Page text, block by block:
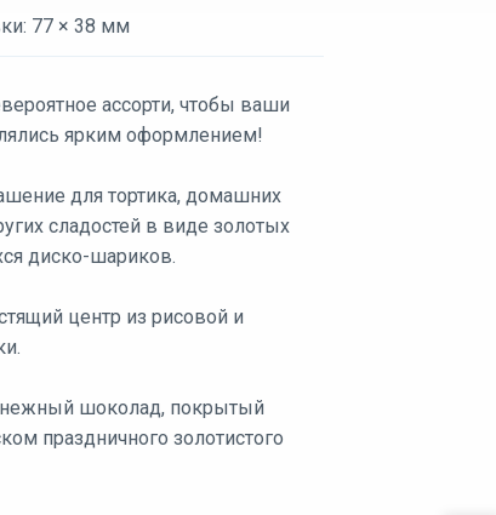
77 × 38 мм
ассорти, чтобы ваши
ярким оформлением!
для тортика, домашних
сладостей в виде золотых
диско-шариков.
центр из рисовой и
нежный шоколад, покрытый
праздничного золотистого